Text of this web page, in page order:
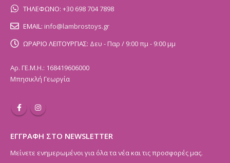
ΤΗΛΕΦΩΝΟ: +30 698 704 7898
EMAIL: info@lambrostoys.gr
ΩΡΑΡΙΟ ΛΕΙΤΟΥΡΓΙΑΣ: Δευ - Παρ / 9:00 πμ - 9:00 μμ
Αρ. ΓΕ.Μ.Η.: 168419606000
Μπησικλή Γεωργία
ΕΓΓΡΑΦΗ ΣΤΟ NEWSLETTER
Μείνετε ενημερωμένοι για όλα τα νέα και τις προσφορές μας.